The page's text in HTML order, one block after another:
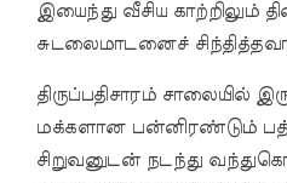
இயைந்து வீசிய காற்றிலும்
சுடலைமாடனைச்
திருப்பதிசாரம் சாலையில்
மக்களான பன்னிரண்டும்
சிறுவனுடன் நடந்து